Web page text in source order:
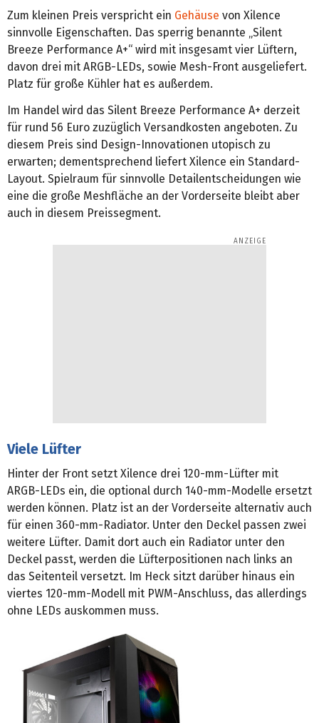
Zum kleinen Preis verspricht ein Gehäuse von Xilence
sinnvolle Eigenschaften. Das sperrig benannte „Silent
Breeze Performance A+“ wird mit insgesamt vier Lüftern,
davon drei mit ARGB-LEDs, sowie Mesh-Front ausgeliefert.
Platz für große Kühler hat es außerdem.
Im Handel wird das Silent Breeze Performance A+ derzeit
für rund 56 Euro zuzüglich Versandkosten angeboten. Zu
diesem Preis sind Design-Innovationen utopisch zu
erwarten; dementsprechend liefert Xilence ein Standard-
Layout. Spielraum für sinnvolle Detailentscheidungen wie
eine die große Meshfläche an der Vorderseite bleibt aber
auch in diesem Preissegment.
Viele Lüfter
Hinter der Front setzt Xilence drei 120-mm-Lüfter mit
ARGB-LEDs ein, die optional durch 140-mm-Modelle ersetzt
werden können. Platz ist an der Vorderseite alternativ auch
für einen 360-mm-Radiator. Unter den Deckel passen zwei
weitere Lüfter. Damit dort auch ein Radiator unter den
Deckel passt, werden die Lüfterpositionen nach links an
das Seitenteil versetzt. Im Heck sitzt darüber hinaus ein
viertes 120-mm-Modell mit PWM-Anschluss, das allerdings
ohne LEDs auskommen muss.